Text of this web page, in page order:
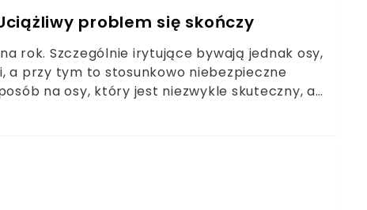
problem się skończy
rok. Szczególnie irytujące bywają jednak osy,
a przy tym to stosunkowo niebezpieczne
na osy, który jest niezwykle skuteczny, a